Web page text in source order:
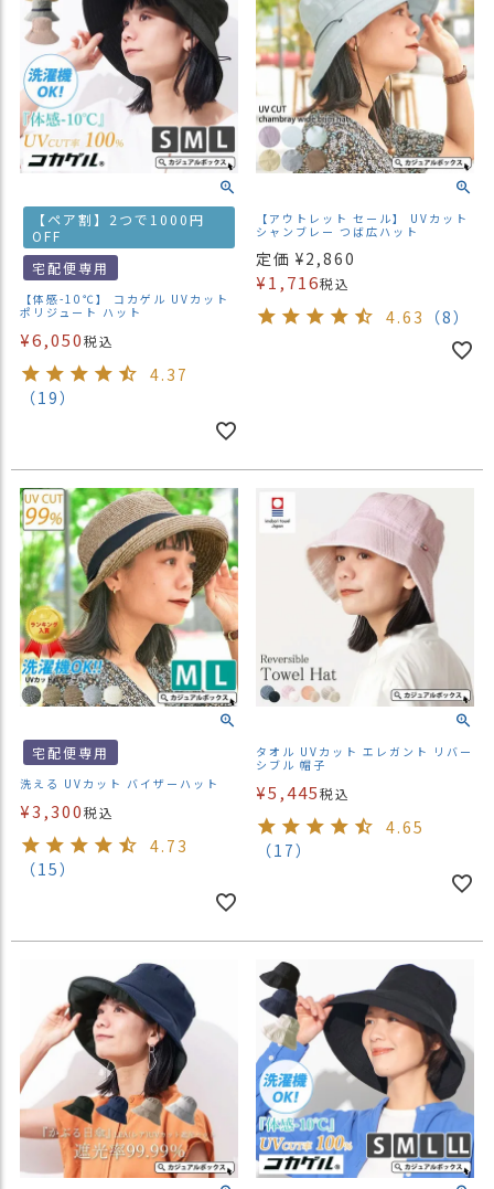
【ペア割】2つで1000円
OFF
宅配便専用
【体感-10℃】 コカゲル UVカット
ポリジュート ハット
¥6,050税込
4.37
（19）
【アウトレット セール】 UVカット
シャンブレー つば広ハット
定価 ¥2,860
¥1,716税込
4.63 （8）
宅配便専用
洗える UVカット バイザーハット
¥3,300税込
4.73
（15）
タオル UVカット エレガント リバー
シブル 帽子
¥5,445税込
4.65
（17）